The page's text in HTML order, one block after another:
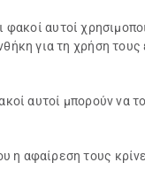
αυτοί
για τη χρήση τους
αυτοί μπορούν να
αφαίρεση τους